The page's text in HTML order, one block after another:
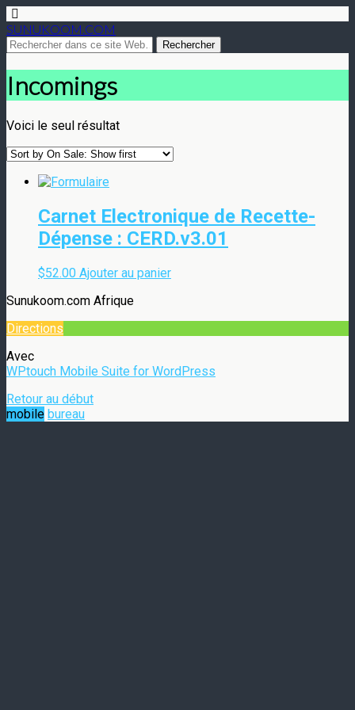
SUNUKOOM.COM
Incomings
Voici le seul résultat
Carnet Electronique de Recette-
Dépense : CERD.v3.01
$52.00 Ajouter au panier
Sunukoom.com Afrique
Directions
Avec
WPtouch Mobile Suite for WordPress
Retour au début
mobile bureau